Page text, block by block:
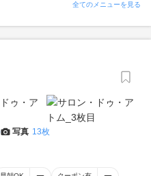
全てのメニューを見る
写真 13枚